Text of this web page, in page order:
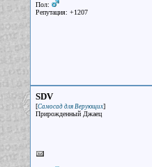
Пол:
Репутация: +1207
SDV
[Самосад для Верующих]
Прирожденный Джаец